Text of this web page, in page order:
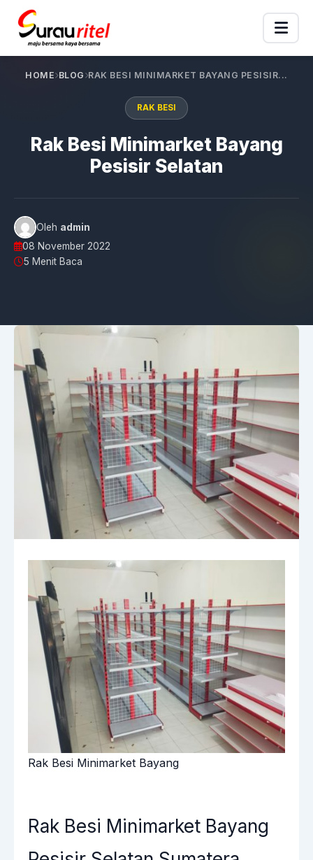
HOME BLOG RAK BESI MINIMARKET BAYANG PESISIR...
RAK BESI
Rak Besi Minimarket Bayang
Pesisir Selatan
Oleh admin
08 November 2022
5 Menit Baca
Rak Besi Minimarket Bayang
Rak Besi Minimarket Bayang